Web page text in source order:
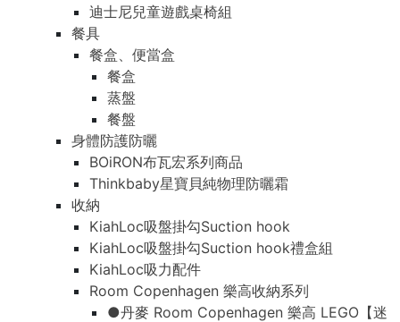
迪士尼兒童遊戲桌椅組
餐具
餐盒、便當盒
餐盒
蒸盤
餐盤
身體防護防曬
BOiRON布瓦宏系列商品
Thinkbaby星寶貝純物理防曬霜
收納
KiahLoc吸盤掛勾Suction hook
KiahLoc吸盤掛勾Suction hook禮盒組
KiahLoc吸力配件
Room Copenhagen 樂高收納系列
●丹麥 Room Copenhagen 樂高 LEGO【迷